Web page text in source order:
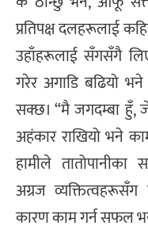
प्रतिपक्ष दलहरूलाई
उहाँहरूलाई सँगसँगै
गरेर अगाडि बढियो
सक्छ। “मै जगदम्बा हुँ, जे
अहंकार राखियो भने
हामीले
अग्रज
कारण काम गर्न सफल